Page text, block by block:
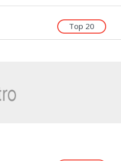
Top 20